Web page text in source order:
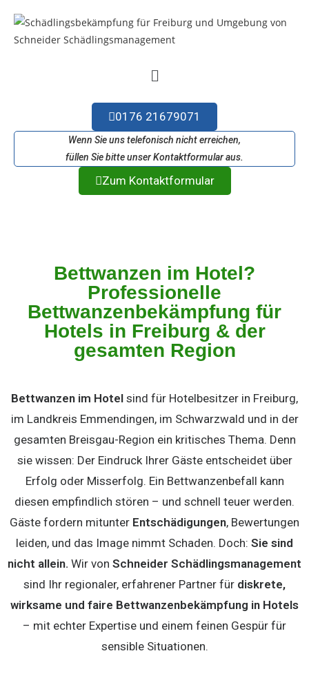
0176 21679071
Wenn Sie uns telefonisch nicht erreichen,
füllen Sie bitte unser Kontaktformular aus.
Zum Kontaktformular
Bettwanzen im Hotel?
Professionelle
Bettwanzenbekämpfung für
Hotels in Freiburg & der
gesamten Region
Bettwanzen im Hotel sind für Hotelbesitzer in Freiburg,
im Landkreis Emmendingen, im Schwarzwald und in der
gesamten Breisgau-Region ein kritisches Thema. Denn
sie wissen: Der Eindruck Ihrer Gäste entscheidet über
Erfolg oder Misserfolg. Ein Bettwanzenbefall kann
diesen empfindlich stören – und schnell teuer werden.
Gäste fordern mitunter Entschädigungen, Bewertungen
leiden, und das Image nimmt Schaden. Doch: Sie sind
nicht allein. Wir von Schneider Schädlingsmanagement
sind Ihr regionaler, erfahrener Partner für diskrete,
wirksame und faire Bettwanzenbekämpfung in Hotels
– mit echter Expertise und einem feinen Gespür für
sensible Situationen.